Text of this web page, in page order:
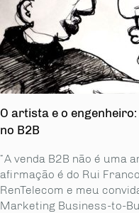
O artista e o
no B2B
“A venda B2B não é uma
afirmação é do Rui
RenTelecom e meu
Marketing Business-to-